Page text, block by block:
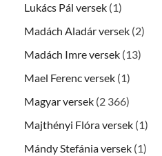
Lukács Pál versek (1)
Madách Aladár versek (2)
Madách Imre versek (13)
Mael Ferenc versek (1)
Magyar versek (2 366)
Majthényi Flóra versek (1)
Mándy Stefánia versek (1)